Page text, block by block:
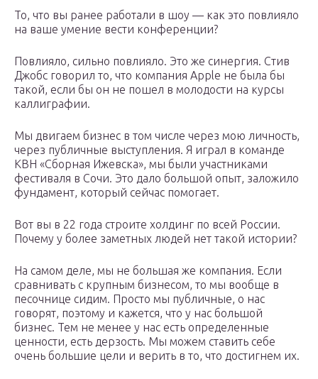
То, что вы ранее работали в шоу — как это повлияло
на ваше умение вести конференции?
Повлияло, сильно повлияло. Это же синергия. Стив
Джобс говорил то, что компания Apple не была бы
такой, если бы он не пошел в молодости на курсы
каллиграфии.
Мы двигаем бизнес в том числе через мою личность,
через публичные выступления. Я играл в команде
КВН «Сборная Ижевска», мы были участниками
фестиваля в Сочи. Это дало большой опыт, заложило
фундамент, который сейчас помогает.
Вот вы в 22 года строите холдинг по всей России.
Почему у более заметных людей нет такой истории?
На самом деле, мы не большая же компания. Если
сравнивать с крупным бизнесом, то мы вообще в
песочнице сидим. Просто мы публичные, о нас
говорят, поэтому и кажется, что у нас большой
бизнес. Тем не менее у нас есть определенные
ценности, есть дерзость. Мы можем ставить себе
очень большие цели и верить в то, что достигнем их.